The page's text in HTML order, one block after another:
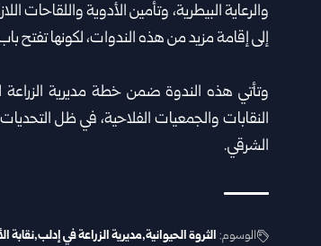
والرعاية البيطرية، وتأمين الأدوية
إلى إقامة مزيد من هذه الندوات، لكونها تفتح
وتأتي هذه الندوة ضمن خطة مديرية الزراعة
النقابات والجمعيات الفلاحية، في ظل
الشرقي.
الوسوم: الثروة الحيوانية مديرية الزراعة في إدلب نقابة